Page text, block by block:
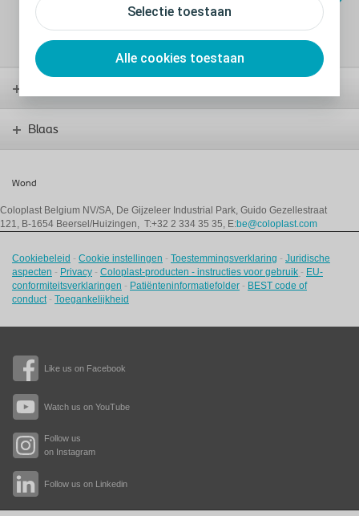
Selectie toestaan
Alle cookies toestaan
Like us on Facebook
Watch us on YouTube
Follow us
on Instagram
Follow us on Linkedin
Blaas
Wond
Coloplast Belgium NV/SA, De Gijzeleer Industrial Park, Guido Gezellestraat
121, B-1654 Beersel/Huizingen, T:+32 2 334 35 35, E:be@coloplast.com
Cookiebeleid - Cookie instellingen - Toestemmingsverklaring - Juridische
aspecten - Privacy - Coloplast-producten - instructies voor gebruik - EU-
conformiteitsverklaringen - Patiënteninformatiefolder - BEST code of
conduct- Toegankelijkheid